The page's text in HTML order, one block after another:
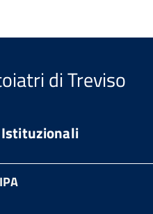
di Treviso
Istituzionali